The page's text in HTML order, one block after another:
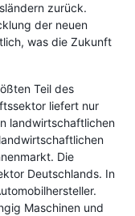
zurück.
der neuen
was die Zukunft
Teil des
liefert nur
landwirtschaftlichen
Die
Deutschlands. In
Maschinen und